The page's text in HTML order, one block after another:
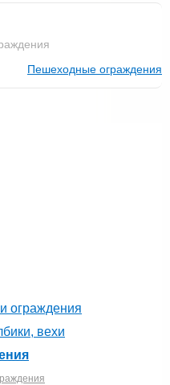
Пешеходные ограждения
ограждения
вехи